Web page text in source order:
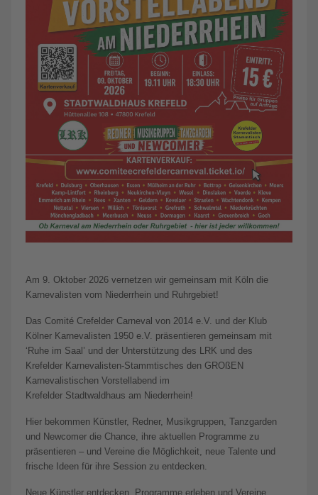
Am 9. Oktober 2026 vernetzen wir gemeinsam mit Köln die
Karnevalisten vom Niederrhein und Ruhrgebiet!
Das Comité Crefelder Carneval von 2014 e.V. und der Klub
Kölner Karnevalisten 1950 e.V. präsentieren gemeinsam mit
‘Ruhe im Saal’ und der Unterstützung des LRK und des
Krefelder Karnevalisten-Stammtisches den GROßEN
Karnevalistischen Vorstellabend im
Krefelder Stadtwaldhaus am Niederrhein!
Hier bekommen Künstler, Redner, Musikgruppen, Tanzgarden
und Newcomer die Chance, ihre aktuellen Programme zu
präsentieren – und Vereine die Möglichkeit, neue Talente und
frische Ideen für ihre Session zu entdecken.
Neue Künstler entdecken, Programme erleben und Vereine